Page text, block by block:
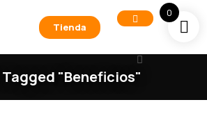
Tienda
"beneficios"
0